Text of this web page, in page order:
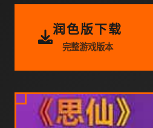
润色版下载
完整游戏版本